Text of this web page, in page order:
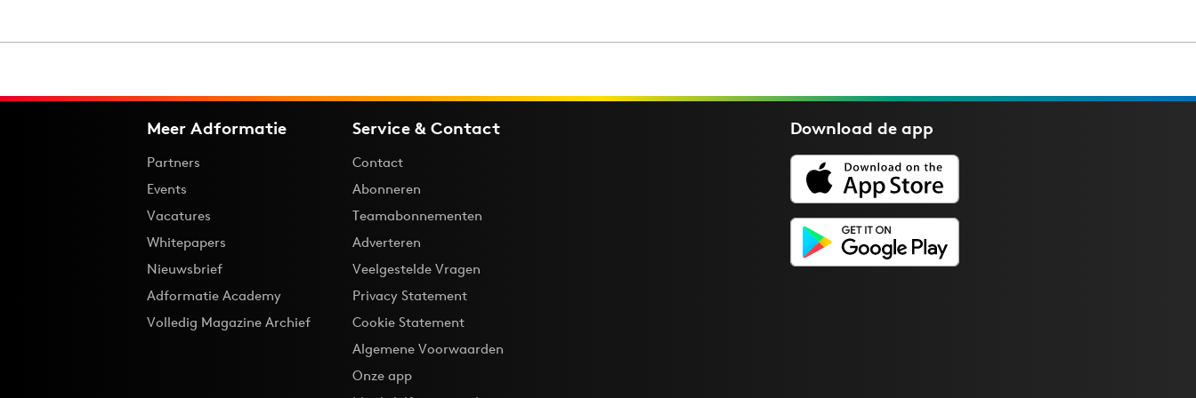
Meer Adformatie
Partners
Events
Vacatures
Whitepapers
Nieuwsbrief
Adformatie Academy
Volledig Magazine Archief
Service & Contact
Contact
Abonneren
Teamabonnementen
Adverteren
Veelgestelde Vragen
Privacy Statement
Cookie Statement
Algemene Voorwaarden
Onze app
Download deapp